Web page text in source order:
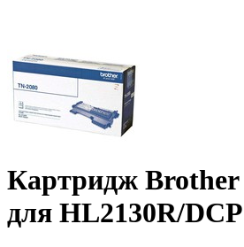
Картридж Brother
для HL2130R/­